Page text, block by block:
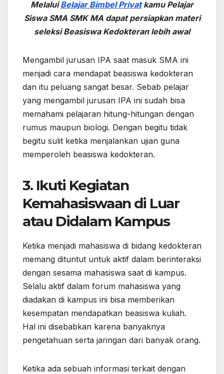
MelaluiBelajar Bimbel Privatkamu Pelajar
Siswa SMA SMK MA dapat persiapkan materi
seleksi Beasiswa Kedokteran lebih awal
Mengambil jurusan IPA saat masuk SMA ini
menjadi cara mendapat beasiswa kedokteran
dan itu peluang sangat besar. Sebab pelajar
yang mengambil jurusan IPA ini sudah bisa
memahami pelajaran hitung-hitungan dengan
rumus maupun biologi. Dengan begitu tidak
begitu sulit ketika menjalankan ujian guna
memperoleh beasiswa kedokteran.
3. Ikuti Kegiatan
Kemahasiswaan di Luar
atau Didalam Kampus
Ketika menjadi mahasiswa di bidang kedokteran
memang dituntut untuk aktif dalam berinteraksi
dengan sesama mahasiswa saat di kampus.
Selalu aktif dalam forum mahasiswa yang
diadakan di kampus ini bisa memberikan
kesempatan mendapatkan beasiswa kuliah.
Hal ini disebabkan karena banyaknya
pengetahuan serta jaringan dari banyak orang.
Ketika ada sebuah informasi terkait dengan